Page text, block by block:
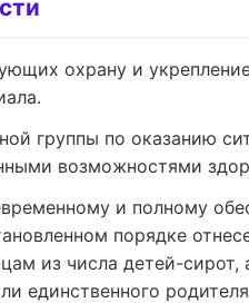
охрану и
группы по оказанию
возможностями
и полному
порядке
из числа детей-
единственного